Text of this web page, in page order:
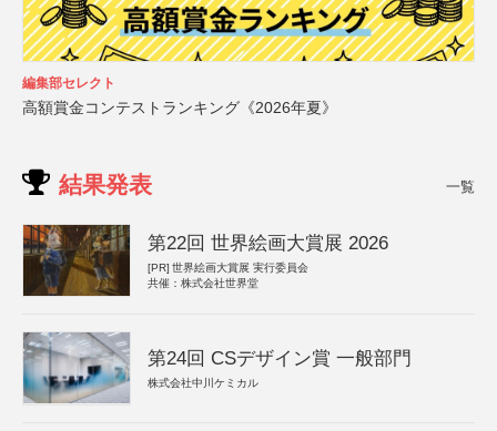
編集部セレクト
高額賞金コンテストランキング《2026年夏》
結果発表 一覧
第22回 世界絵画大賞展 2026
[PR] 世界絵画大賞展 実行委員会
共催：株式会社世界堂
第24回 CSデザイン賞 一般部門
株式会社中川ケミカル